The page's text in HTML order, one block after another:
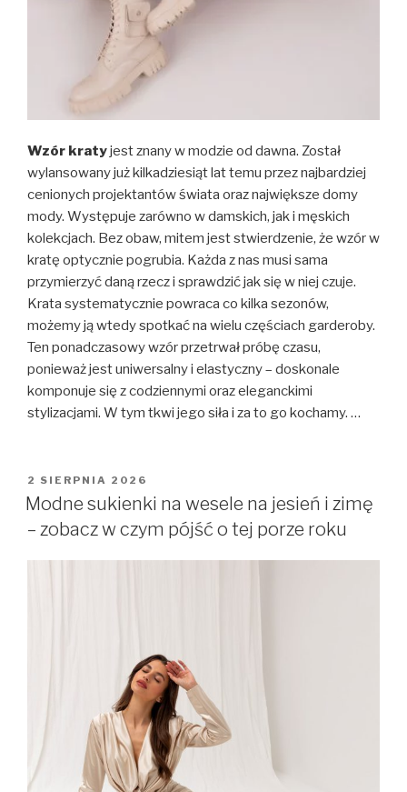
Wzór kratyjest znany w modzie od dawna. Został
wylansowany już kilkadziesiąt lat temu przez najbardziej
cenionych projektantów świata oraz największe domy
mody. Występuje zarówno w damskich, jak i męskich
kolekcjach. Bez obaw, mitem jest stwierdzenie, że wzór w
kratę optycznie pogrubia. Każda z nas musi sama
przymierzyć daną rzecz i sprawdzić jak się w niej czuje.
Krata systematycznie powraca co kilka sezonów,
możemy ją wtedy spotkać na wielu częściach garderoby.
Ten ponadczasowy wzór przetrwał próbę czasu,
ponieważ jest uniwersalny i elastyczny – doskonale
komponuje się z codziennymi oraz eleganckimi
stylizacjami. W tym tkwi jego siła i za to go kochamy. …
OPUBLIKOWANE
W
2 SIERPNIA 2026
Modne sukienki na wesele na jesień i zimę
– zobacz w czym pójść o tej porze roku